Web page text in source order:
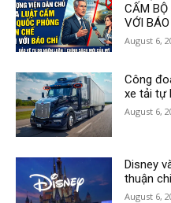
CẤM BỘ
VỚI
August 6,
Công
xe tải tự
August 6,
Disney
thuận
August 6,